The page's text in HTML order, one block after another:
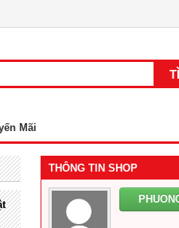
Mãi
THÔNG TIN SHOP